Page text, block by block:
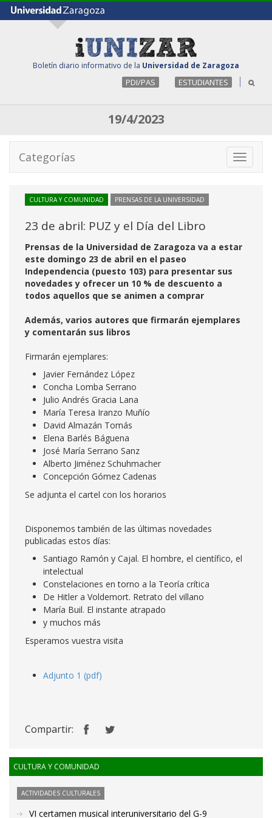
Boletín diario informativo de la Universidad de Zaragoza
PDI/PAS ESTUDIANTES
19/4/2023
Toggle
Categorías
CULTURA Y COMUNIDAD PRENSAS DE LA UNIVERSIDAD
23 de abril: PUZ y el Día del Libro
Prensas de la Universidad de Zaragoza va a estar
este domingo 23 de abril en el paseo
Independencia (puesto 103) para presentar sus
novedades y ofrecer un 10 % de descuento a
todos aquellos que se animen a comprar
Además, varios autores que firmarán ejemplares
y comentarán sus libros
Firmarán ejemplares:
Javier Fernández López
Concha Lomba Serrano
Julio Andrés Gracia Lana
María Teresa Iranzo Muñío
David Almazán Tomás
Elena Barlés Báguena
José María Serrano Sanz
Alberto Jiménez Schuhmacher
Concepción Gómez Cadenas
Se adjunta el cartel con los horarios
Disponemos también de las últimas novedades
publicadas estos días:
Santiago Ramón y Cajal. El hombre, el científico, el
intelectual
Constelaciones en torno a la Teoría crítica
De Hitler a Voldemort. Retrato del villano
María Buil. El instante atrapado
y muchos más
Esperamos vuestra visita
Adjunto 1 (pdf)
Compartir:
CULTURA Y COMUNIDAD
ACTIVIDADES CULTURALES
VI certamen musical interuniversitario del G-9